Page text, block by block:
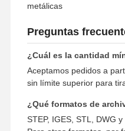
metálicas
Preguntas
¿Cuál es la cantidad
Aceptamos pedidos a
sin límite superior para
¿Qué formatos de
STEP, IGES, STL, DWG